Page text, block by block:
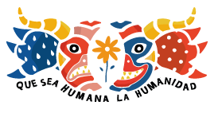
al
contenido